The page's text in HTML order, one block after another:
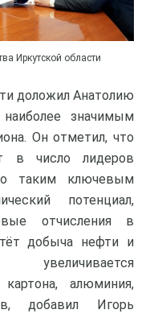
Иркутской области
доложил Анатолию
значимым
Он отметил, что
в число лидеров
таким ключевым
потенциал,
отчисления в
добыча нефти и
увеличивается
алюминия,
добавил Игорь